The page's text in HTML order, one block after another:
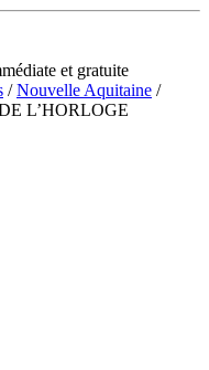
et gratuite
/Nouvelle Aquitaine /
L’HORLOGE